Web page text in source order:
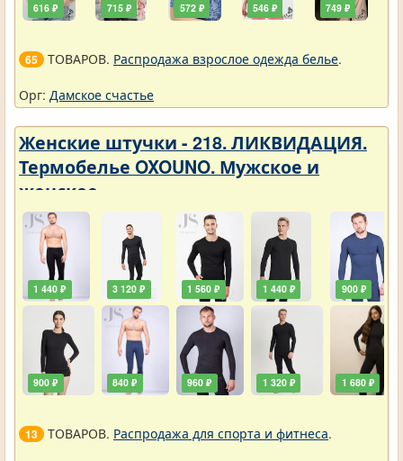
616 ₽ 715 ₽ 572 ₽ 546 ₽ 749 ₽
65 ТОВАРОВ. Распродажа взрослое одежда белье.
Орг: Дамское счастье
Женские штучки - 218. ЛИКВИДАЦИЯ.
Термобелье OXOUNO. Мужское и
женское
1 440 ₽
900 ₽
3 120 ₽
840 ₽
1 560 ₽
960 ₽
1 440 ₽
1 320 ₽
900 ₽
1 680 ₽
13 ТОВАРОВ. Распродажа для спорта и фитнеса.